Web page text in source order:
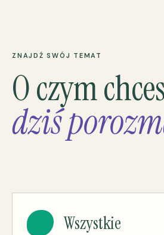
ZNAJDŹ SWÓJ TEMAT
O czym
dziś
Wszystkie